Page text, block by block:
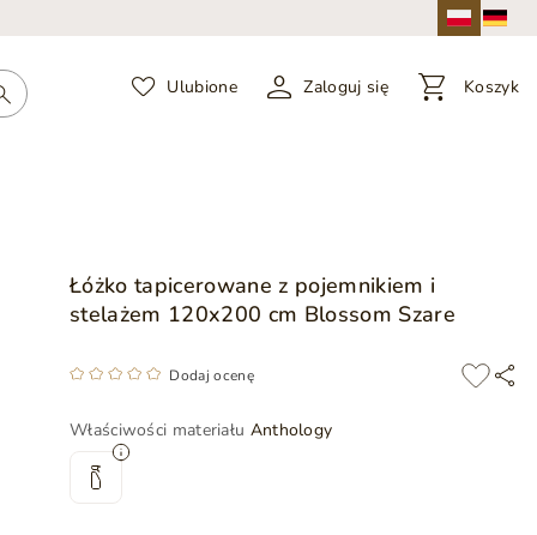
Ulubione Zaloguj się Koszyk
Łóżko tapicerowane z pojemnikiem i
stelażem 120x200 cm Blossom Szare
Dodaj ocenę
Właściwości materiału Anthology